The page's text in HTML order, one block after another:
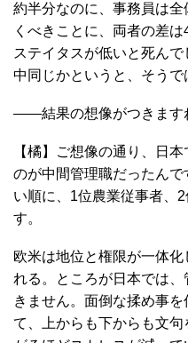
約半分なのに、事務員は
くべきことに、両者の差
ステイタスが低いと死ん
中同じかというと、そうで
――結果の想像がつきます
【橘】ご想像の通り、日
のが中間管理職だったん
い順に、1位農業従事者、
す。
欧米は地位と権限が一体
れる。ところが日本では
きません。面倒な揉め事
て、上からも下からも文